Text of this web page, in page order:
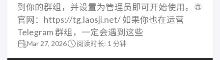
到你的群组，并设置为管理员即可开始使用。 🌐
官网：https://tg.laosji.net/ 如果你也在运营
Telegram 群组，一定会遇到这些
Mar 27, 2026 阅读时长: 1 分钟